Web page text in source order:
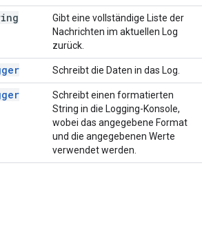
Gibt eine vollständige Liste der
Nachrichten im aktuellen Log
zurück.
Schreibt die Daten in das Log.
Schreibt einen formatierten
String in die Logging-Konsole,
wobei das angegebene Format
und die angegebenen Werte
verwendet werden.